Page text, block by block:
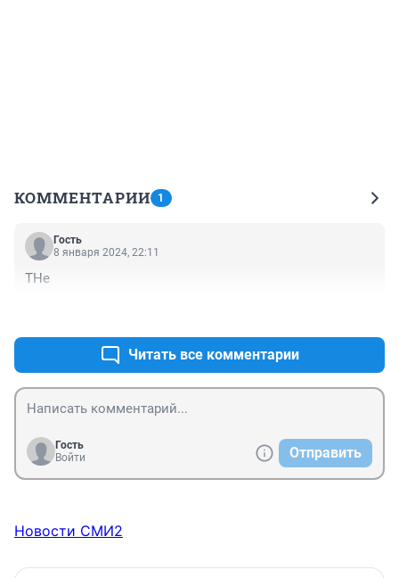
КОММЕНТАРИИ 1
Гость
8 января 2024, 22:11
ТНе
Читать все комментарии
Гость
Войти
Отправить
Новости СМИ2